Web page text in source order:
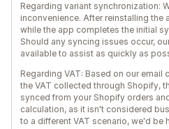
Regarding variant synchronization:
inconvenience. After reinstalling the
while the app completes the initial
Should any syncing issues occur,
available to assist as quickly as
Regarding VAT: Based on our
the VAT collected through Shopify,
synced from your Shopify orders
calculation, as it isn't considered
to a different VAT scenario, we'd be